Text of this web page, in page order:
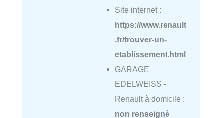
Site internet :
https://www.renault
.fr/trouver-un-
etablissement.html
GARAGE
EDELWEISS -
Renault à domicile :
non renseigné